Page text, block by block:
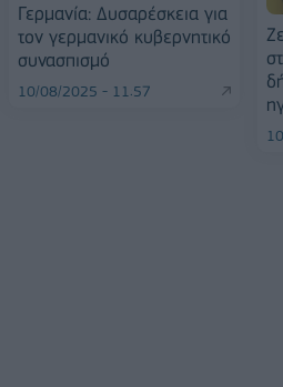
Γερμανία: Δυσαρέσκεια για
τον γερμανικό κυβερνητικό
συνασπισμό
10/08/2025 - 11:57